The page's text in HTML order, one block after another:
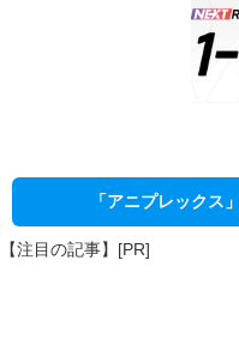
「アニプレックス
【注目の記事】[PR]